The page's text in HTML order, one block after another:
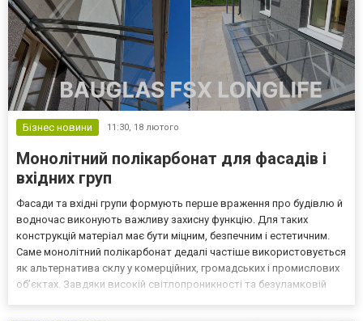
Бізнес новини 11:30, 18 лютого
Монолітний полікарбонат для фасадів і
вхідних груп
Фасади та вхідні групи формують перше враження про будівлю й
водночас виконують важливу захисну функцію. Для таких
конструкцій матеріал має бути міцним, безпечним і естетичним.
Саме монолітний полікарбонат дедалі частіше використовується
як альтернатива склу у комерційних, громадських і промислових
об’єктах. Завдяки високій світлопроникності та безуламковій